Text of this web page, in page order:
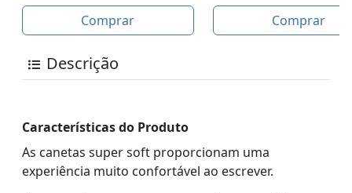
Comprar Comprar
Descrição
Características do Produto
As canetas super soft proporcionam uma
experiência muito confortável ao escrever.